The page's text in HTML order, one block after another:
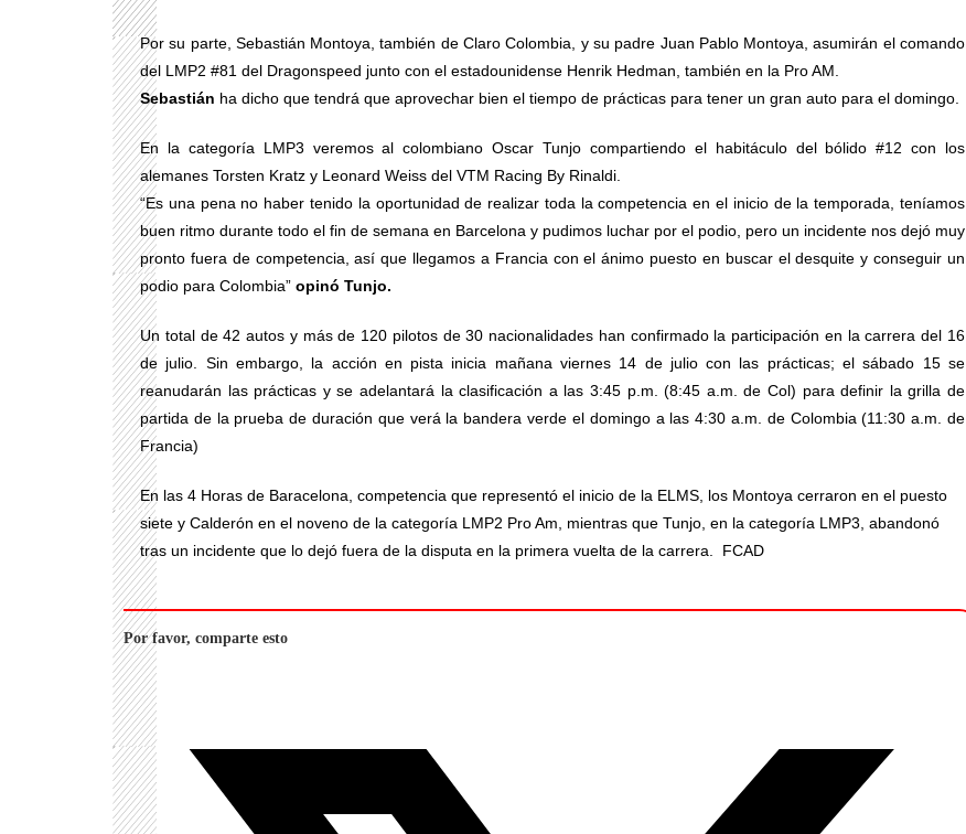
Por su parte, Sebastián Montoya, también de Claro Colombia, y su padre Juan Pablo Montoya, asumirán el comando
del LMP2 #81 del Dragonspeed junto con el estadounidense Henrik Hedman, también en la Pro AM.
Sebastián ha dicho que tendrá que aprovechar bien el tiempo de prácticas para tener un gran auto para el domingo.
En la categoría LMP3 veremos al colombiano Oscar Tunjo compartiendo el habitáculo del bólido #12 con los
alemanes Torsten Kratz y Leonard Weiss del VTM Racing By Rinaldi.
“Es una pena no haber tenido la oportunidad de realizar toda la competencia en el inicio de la temporada, teníamos
buen ritmo durante todo el fin de semana en Barcelona y pudimos luchar por el podio, pero un incidente nos dejó muy
pronto fuera de competencia, así que llegamos a Francia con el ánimo puesto en buscar el desquite y conseguir un
podio para Colombia” opinó Tunjo.
Un total de 42 autos y más de 120 pilotos de 30 nacionalidades han confirmado la participación en la carrera del 16
de julio. Sin embargo, la acción en pista inicia mañana viernes 14 de julio con las prácticas; el sábado 15 se
reanudarán las prácticas y se adelantará la clasificación a las 3:45 p.m. (8:45 a.m. de Col) para definir la grilla de
partida de la prueba de duración que verá la bandera verde el domingo a las 4:30 a.m. de Colombia (11:30 a.m. de
Francia)
En las 4 Horas de Baracelona, competencia que representó el inicio de la ELMS, los Montoya cerraron en el puesto
siete y Calderón en el noveno de la categoría LMP2 Pro Am, mientras que Tunjo, en la categoría LMP3, abandonó
tras un incidente que lo dejó fuera de la disputa en la primera vuelta de la carrera. FCAD
Por favor, comparte esto